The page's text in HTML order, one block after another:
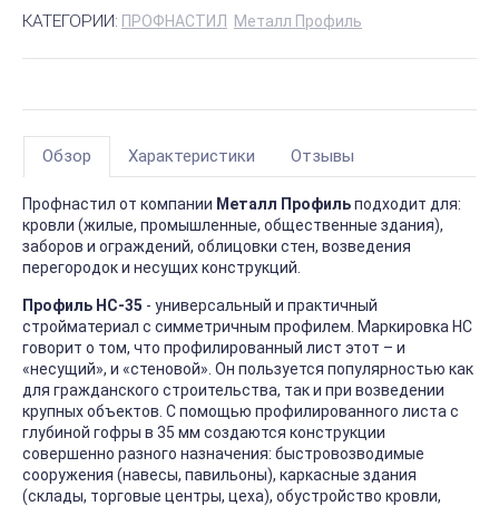
КАТЕГОРИИ: ПРОФНАСТИЛ Металл Профиль
Обзор Характеристики Отзывы
Профнастил от компании Металл Профильподходит для:
кровли (жилые, промышленные, общественные здания),
заборов и ограждений, облицовки стен, возведения
перегородок и несущих конструкций.
Профиль HC-35 - универсальный и практичный
стройматериал с симметричным профилем. Маркировка НС
говорит о том, что профилированный лист этот – и
«несущий», и «стеновой». Он пользуется популярностью как
для гражданского строительства, так и при возведении
крупных объектов. С помощью профилированного листа с
глубиной гофры в 35 мм создаются конструкции
совершенно разного назначения: быстровозводимые
сооружения (навесы, павильоны), каркасные здания
(склады, торговые центры, цеха), обустройство кровли,